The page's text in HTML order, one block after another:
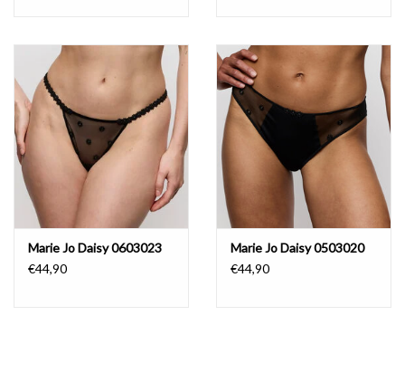
Marie Jo Daisy 0603023
€44,90
Marie Jo Daisy 0503020
€44,90